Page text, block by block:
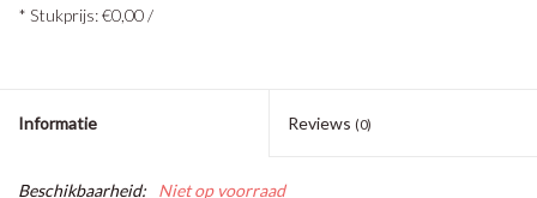
* Stukprijs: €0,00 /
Informatie Reviews (0)
Beschikbaarheid: Niet op voorraad